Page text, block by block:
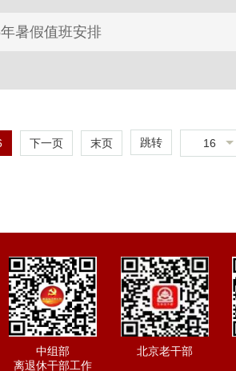
暑假值班安排
下一页 末页 跳转 16
中组部
离退休干部工作
北京老干部